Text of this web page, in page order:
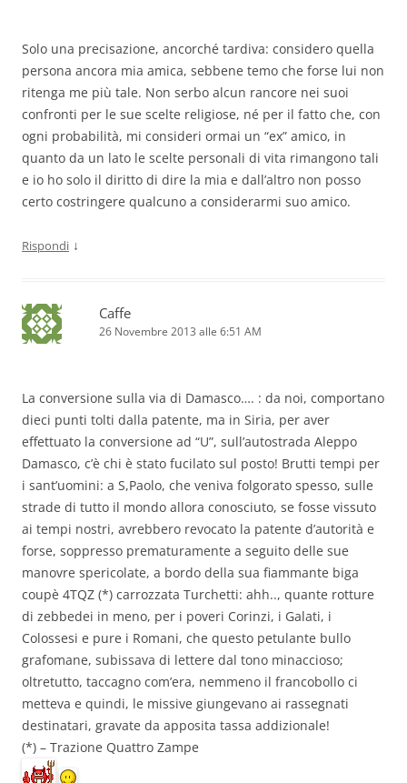
Solo una precisazione, ancorché tardiva: considero quella
persona ancora mia amica, sebbene temo che forse lui non
ritenga me più tale. Non serbo alcun rancore nei suoi
confronti per le sue scelte religiose, né per il fatto che, con
ogni probabilità, mi consideri ormai un “ex” amico, in
quanto da un lato le scelte personali di vita rimangono tali
e io ho solo il diritto di dire la mia e dall’altro non posso
certo costringere qualcuno a considerarmi suo amico.
Rispondi ↓
Caffe
26 Novembre 2013 alle 6:51 AM
La conversione sulla via di Damasco…. : da noi, comportano
dieci punti tolti dalla patente, ma in Siria, per aver
effettuato la conversione ad “U”, sull’autostrada Aleppo
Damasco, c’è chi è stato fucilato sul posto! Brutti tempi per
i sant’uomini: a S,Paolo, che veniva folgorato spesso, sulle
strade di tutto il mondo allora conosciuto, se fosse vissuto
ai tempi nostri, avrebbero revocato la patente d’autorità e
forse, soppresso prematuramente a seguito delle sue
manovre spericolate, a bordo della sua fiammante biga
coupè 4TQZ (*) carrozzata Turchetti: ahh.., quante rotture
di zebbedei in meno, per i poveri Corinzi, i Galati, i
Colossesi e pure i Romani, che questo petulante bullo
grafomane, subissava di lettere dal tono minaccioso;
oltretutto, taccagno com’era, nemmeno il francobollo ci
metteva e quindi, le missive giungevano ai rassegnati
destinatari, gravate da apposita tassa addizionale!
(*) – Trazione Quattro Zampe